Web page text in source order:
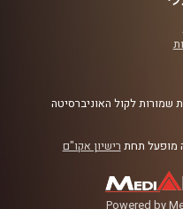
שמורות לקול האוניברסיטה
מופעל תחת רישיון אקו"ם
Powered by